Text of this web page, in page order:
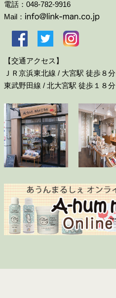
電話：048-782-9916
Mail：
【交通アクセス】
ＪＲ京浜東北線 / 大宮駅 徒歩８分
東武野田線 / 北大宮駅 徒歩１８分